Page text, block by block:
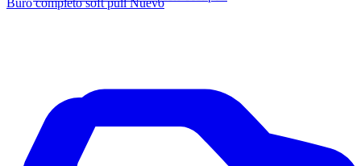
Buró completo soft pullNuevo